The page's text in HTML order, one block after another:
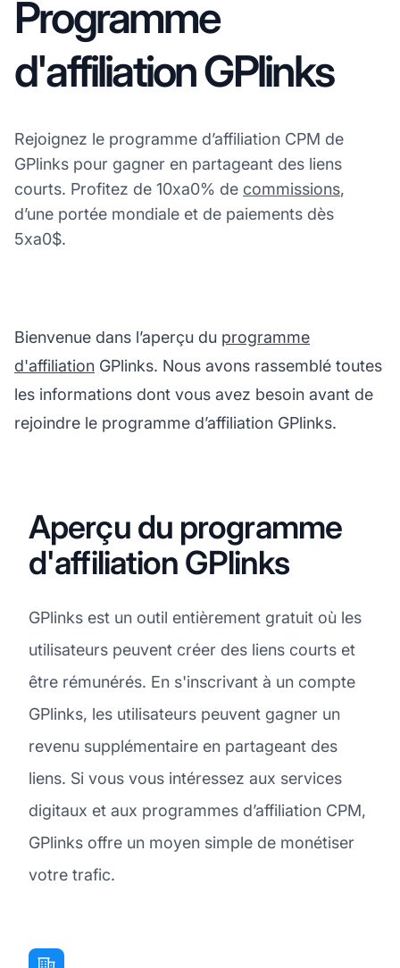
Programme
d'affiliation GPlinks
Rejoignez le programme d’affiliation CPM de
GPlinks pour gagner en partageant des liens
courts. Profitez de 10xa0% de commissions,
d’une portée mondiale et de paiements dès
5xa0$.
Bienvenue dans l’aperçu du programme
d'affiliation GPlinks. Nous avons rassemblé toutes
les informations dont vous avez besoin avant de
rejoindre le programme d’affiliation GPlinks.
Aperçu du programme
d'affiliation GPlinks
GPlinks est un outil entièrement gratuit où les
utilisateurs peuvent créer des liens courts et
être rémunérés. En s'inscrivant à un compte
GPlinks, les utilisateurs peuvent gagner un
revenu supplémentaire en partageant des
liens. Si vous vous intéressez aux services
digitaux et aux programmes d’affiliation CPM,
GPlinks offre un moyen simple de monétiser
votre trafic.